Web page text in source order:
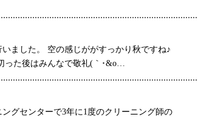
ました。 空の感じががすっかり秋ですね♪
った後はみんなで敬礼(｀･&o…
グセンターで3年に1度のクリーニング師の